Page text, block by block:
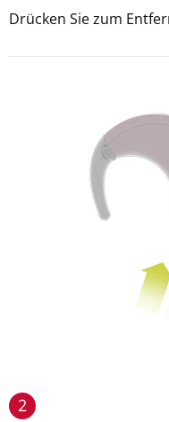
Drücken Sie zum
2